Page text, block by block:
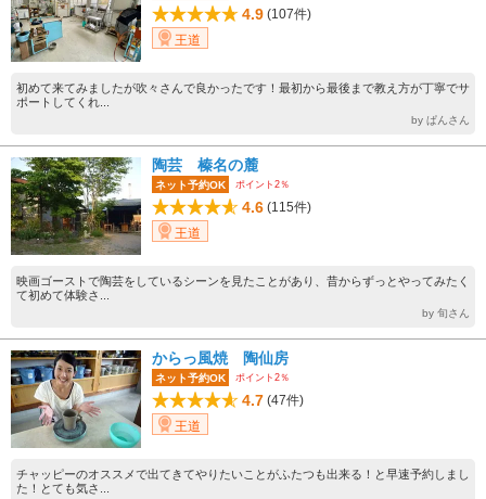
4.9 (107件)
王道
初めて来てみましたが吹々さんで良かったです！最初から最後まで教え方が丁寧でサ
ポートしてくれ...
by ぱんさん
陶芸 榛名の麓
ネット予約OK ポイント2％
4.6 (115件)
王道
映画ゴーストで陶芸をしているシーンを見たことがあり、昔からずっとやってみたく
て初めて体験さ...
by 旬さん
からっ風焼 陶仙房
ネット予約OK ポイント2％
4.7 (47件)
王道
チャッピーのオススメで出てきてやりたいことがふたつも出来る！と早速予約しまし
た！とても気さ...